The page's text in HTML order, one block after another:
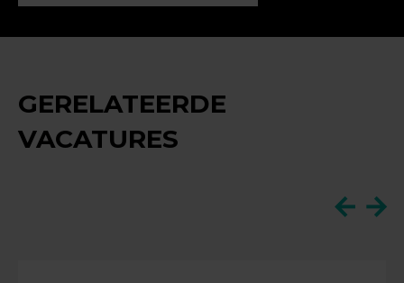
GERELATEERDE
VACATURES